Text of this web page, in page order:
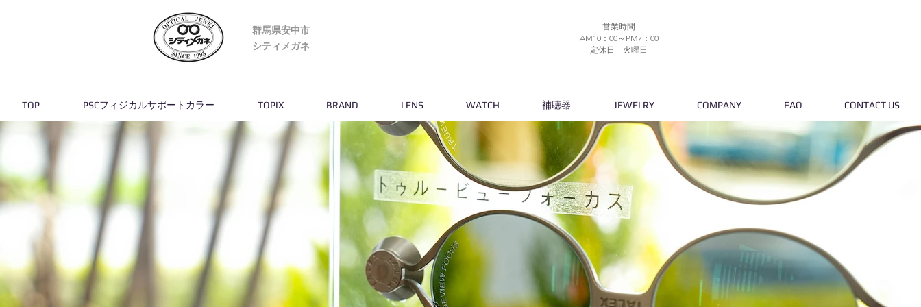
群馬県安中市
​シティメガネ
営業時間
AM10：00～PM7：00
​定休日 火曜日
TOP PSCフィジカルサポートカラー TOPIX BRAND LENS WATCH 補聴器 JEWELRY COMPANY FAQ CONTACT US